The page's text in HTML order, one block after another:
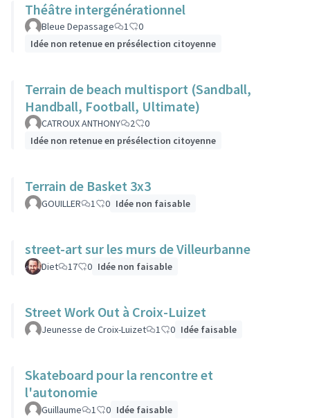
Théâtre intergénérationnel
Bleue Depassage 1
0
Idée non retenue en présélection citoyenne
Terrain de beach multisport (Sandball,
Handball, Football, Ultimate)
CATROUX ANTHONY 2
0
Idée non retenue en présélection citoyenne
Terrain de Basket 3x3
GOUILLER 1 0 Idée non faisable
street-art sur les murs de Villeurbanne
Diet 17 0 Idée non faisable
Street Work Out à Croix-Luizet
Jeunesse de Croix-Luizet 1 0 Idée faisable
Skateboard pour la rencontre et
l'autonomie
Guillaume 1 0 Idée faisable